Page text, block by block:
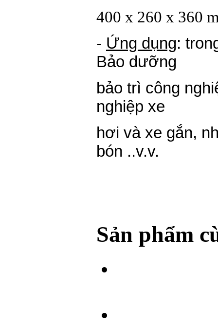
400 x 260 x 360
- Ứng dụng:
Bảo dưỡng
bảo trì công
nghiệp xe
hơi và xe gắn,
bón ..v.v.
Sản phẩm